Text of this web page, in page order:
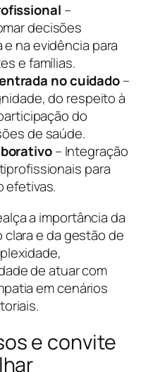
–
decisões
na evidência para
e famílias.
no cuidado–
do respeito à
do
de saúde.
– Integração
para
efetivas.
a importância da
e da gestão de
de atuar com
em cenários
e convite